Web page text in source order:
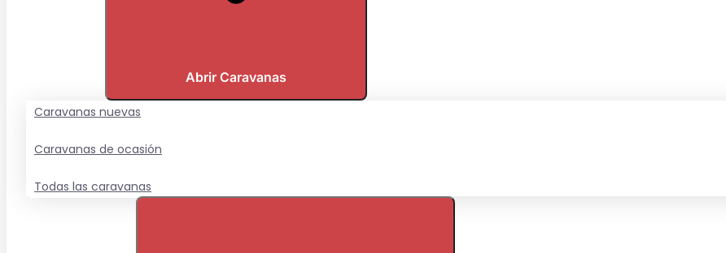
Abrir Caravanas
Caravanas nuevas
Caravanas de ocasión
Todas las caravanas